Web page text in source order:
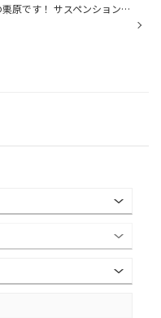
タイヤ館光店の栗原です！ サスペンションと比べると乗り心地とハンドリングが良くなりました。 後は、減衰を調整して乗り心地良くしていきたいと思います サスペンションを変えて思ったのが、足周りは大事な部品だと思いました(^ ^) お乗りになられてるお車で、乗り心地がふわふわしてきたりガシガ...